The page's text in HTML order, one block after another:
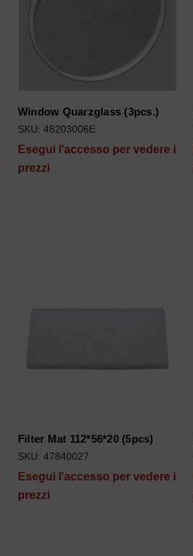
Window Quarzglass (3pcs.)
SKU: 48203006E
Esegui l'accesso per vedere i
prezzi
Filter Mat 112*56*20 (5pcs)
SKU: 47840027
Esegui l'accesso per vedere i
prezzi